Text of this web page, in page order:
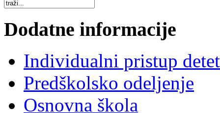
Dodatne informacije
Individualni pristup
Predškolsko odeljenje
Osnovna škola